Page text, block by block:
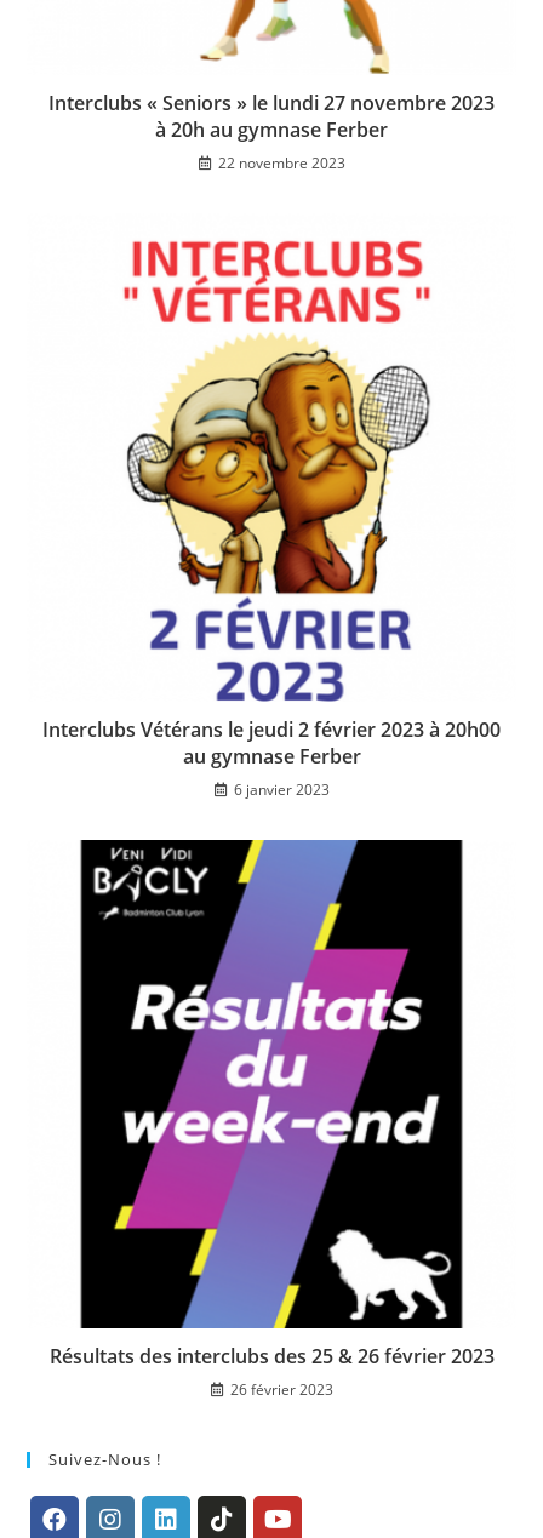
Interclubs « Seniors » le lundi 27 novembre 2023
à 20h au gymnase Ferber
22 novembre 2023
Interclubs Vétérans le jeudi 2 février 2023 à 20h00
au gymnase Ferber
6 janvier 2023
Résultats des interclubs des 25 & 26 février 2023
26 février 2023
Suivez-Nous !